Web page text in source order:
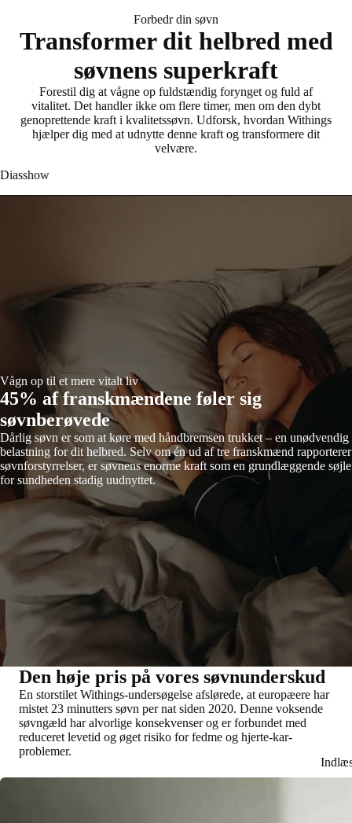
Forbedr din søvn
Transformer dit helbred med
søvnens superkraft
Forestil dig at vågne op fuldstændig forynget og fuld af
vitalitet. Det handler ikke om flere timer, men om den dybt
genoprettende kraft i kvalitetssøvn. Udforsk, hvordan Withings
hjælper dig med at udnytte denne kraft og transformere dit
velvære.
Diasshow
Vågn op til et mere vitalt liv
45% af franskmændene føler sig
søvnberøvede
Dårlig søvn er som at køre med håndbremsen trukket – en unødvendig
belastning for dit helbred. Selv om én ud af tre franskmænd rapporterer
søvnforstyrrelser, er søvnens enorme kraft som en grundlæggende søjle
for sundheden stadig uudnyttet.
Den høje pris på vores søvnunderskud
En storstilet Withings-undersøgelse afslørede, at europæere har
mistet 23 minutters søvn per nat siden 2020. Denne voksende
søvngæld har alvorlige konsekvenser og er forbundet med
reduceret levetid og øget risiko for fedme og hjerte-kar-
problemer.